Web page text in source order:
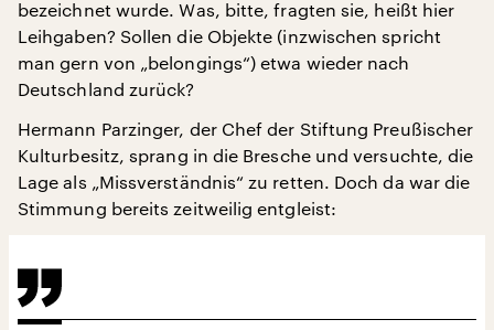
bezeichnet wurde. Was, bitte, fragten sie, heißt hier
Leihgaben? Sollen die Objekte (inzwischen spricht
man gern von „belongings“) etwa wieder nach
Deutschland zurück?
Hermann Parzinger, der Chef der Stiftung Preußischer
Kulturbesitz, sprang in die Bresche und versuchte, die
Lage als „Missverständnis“ zu retten. Doch da war die
Stimmung bereits zeitweilig entgleist: